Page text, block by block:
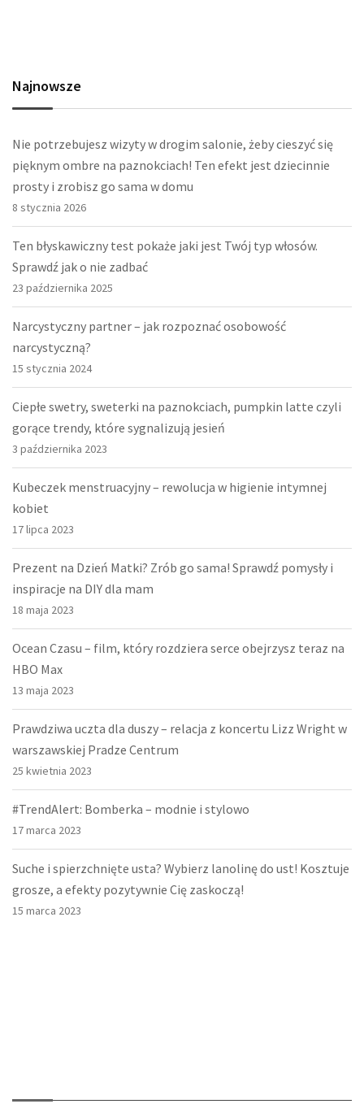
Najnowsze
Nie potrzebujesz wizyty w drogim salonie, żeby cieszyć się
pięknym ombre na paznokciach! Ten efekt jest dziecinnie
prosty i zrobisz go sama w domu
8 stycznia 2026
Ten błyskawiczny test pokaże jaki jest Twój typ włosów.
Sprawdź jak o nie zadbać
23 października 2025
Narcystyczny partner – jak rozpoznać osobowość
narcystyczną?
15 stycznia 2024
Ciepłe swetry, sweterki na paznokciach, pumpkin latte czyli
gorące trendy, które sygnalizują jesień
3 października 2023
Kubeczek menstruacyjny – rewolucja w higienie intymnej
kobiet
17 lipca 2023
Prezent na Dzień Matki? Zrób go sama! Sprawdź pomysły i
inspiracje na DIY dla mam
18 maja 2023
Ocean Czasu – film, który rozdziera serce obejrzysz teraz na
HBO Max
13 maja 2023
Prawdziwa uczta dla duszy – relacja z koncertu Lizz Wright w
warszawskiej Pradze Centrum
25 kwietnia 2023
#TrendAlert: Bomberka – modnie i stylowo
17 marca 2023
Suche i spierzchnięte usta? Wybierz lanolinę do ust! Kosztuje
grosze, a efekty pozytywnie Cię zaskoczą!
15 marca 2023